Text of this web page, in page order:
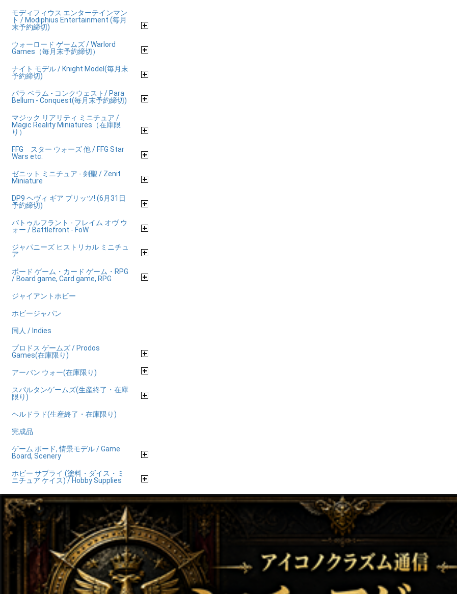
モディフィウス エンターテインマン
ト / Modiphius Entertainment (毎月
末予約締切)
ウォーロード ゲームズ / Warlord
Games（毎月末予約締切）
ナイト モデル / Knight Model(毎月末
予約締切)
パラ ベラム - コンクウェスト/ Para
Bellum - Conquest(毎月末予約締切)
マジック リアリティ ミニチュア /
Magic Reality Miniatures（在庫限
り）
FFG スター ウォーズ 他 / FFG Star
Wars etc.
ゼニット ミニチュア - 剣聖 / Zenit
Miniature
DP9 ヘヴィ ギア ブリッツ! (6月31日
予約締切)
バトゥルフラント - フレイム オヴ ウ
ォー / Battlefront - FoW
ジャパニーズ ヒストリカル ミニチュ
ア
ボード ゲーム・カード ゲーム・RPG
/ Board game, Card game, RPG
ジャイアントホビー
ホビージャパン
同人 / Indies
プロドス ゲームズ / Prodos
Games(在庫限り)
アーバン ウォー(在庫限り)
スパルタンゲームズ(生産終了・在庫
限り)
ヘルドラド(生産終了・在庫限り)
完成品
ゲーム ボード, 情景モデル / Game
Board, Scenery
ホビー サプライ (塗料・ダイス・ミ
ニチュア ケイス) / Hobby Supplies